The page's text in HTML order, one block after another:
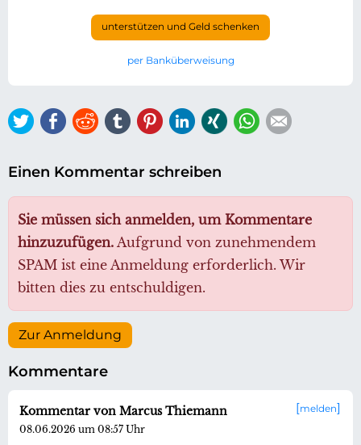
unterstützen und Geld schenken
per Banküberweisung
TwitterFacebook
ReddittumblrPinterestLinkedIn
Xing WhatsApp
Einen Kommentar schreiben
Sie müssen sich anmelden, um Kommentare
hinzuzufügen. Aufgrund von zunehmendem
SPAM ist eine Anmeldung erforderlich. Wir
bitten dies zu entschuldigen.
Zur Anmeldung
Kommentare
melden
Kommentar von Marcus Thiemann
08.06.2026 um 08:57 Uhr